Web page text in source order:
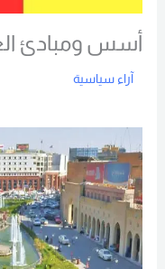
أسس ومبادئ
آراء سياسية